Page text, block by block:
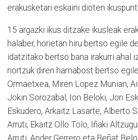
erakusketari eskaini dioten
15 argazki ikus ditzake ikusleak
halaber, horietan hiru bertso egile
idatzitako bertso bana irakurri ahal
nortzuk diren hamabost bertso
Ormaetxea, Miren Lopez Munian,
Jokin Sorozabal, Ion Beloki, Jon
Eskudero, Arkaitz Lasarte, Alberto
Arruti, Ekaitz Ollo Tolo, Iñaki
Arruti, Ander Gerrero eta Beñat